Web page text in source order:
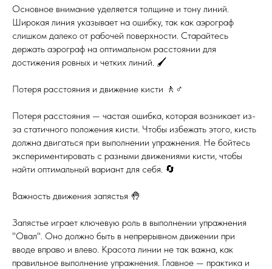
Основное внимание уделяется толщине и тону линий.
Широкая линия указывает на ошибку, так как аэрограф
слишком далеко от рабочей поверхности. Старайтесь
держать аэрограф на оптимальном расстоянии для
достижения ровных и четких линий. 🖌️
Потеря расстояния и движение кисти 🚶♂️
Потеря расстояния — частая ошибка, которая возникает из-
за статичного положения кисти. Чтобы избежать этого, кисть
должна двигаться при выполнении упражнения. Не бойтесь
экспериментировать с разными движениями кисти, чтобы
найти оптимальный вариант для себя. 🔄
Важность движения запястья 🤚
Запястье играет ключевую роль в выполнении упражнения
"Овал". Оно должно быть в непрерывном движении при
вводе вправо и влево. Красота линии не так важна, как
правильное выполнение упражнения. Главное — практика и